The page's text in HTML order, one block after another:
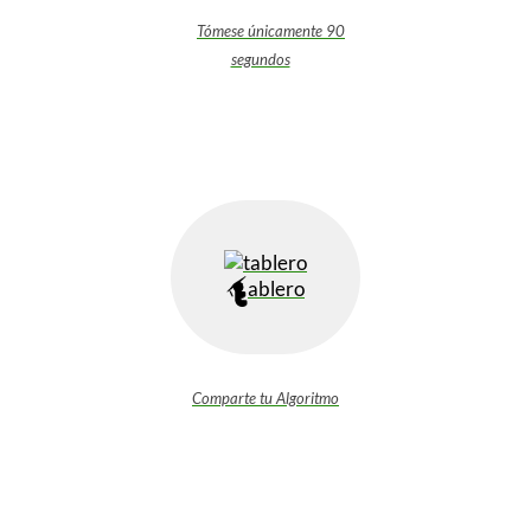
Tómese únicamente 90
segundos
ablero
Comparte tu Algoritmo